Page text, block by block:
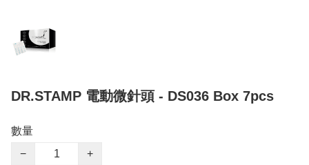
DR.STAMP 電動微針頭 - DS036 Box 7pcs
數量
−
+